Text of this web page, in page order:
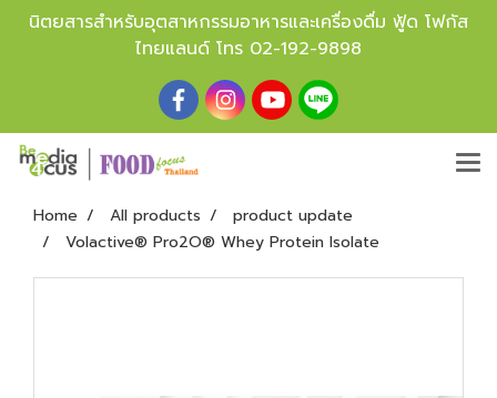
นิตยสารสำหรับอุตสาหกรรมอาหารและเครื่องดื่ม ฟู้ด โฟกัส
ไทยแลนด์ โทร 02-192-9898
Home All products
product update
Volactive® Pro2O® Whey Protein Isolate